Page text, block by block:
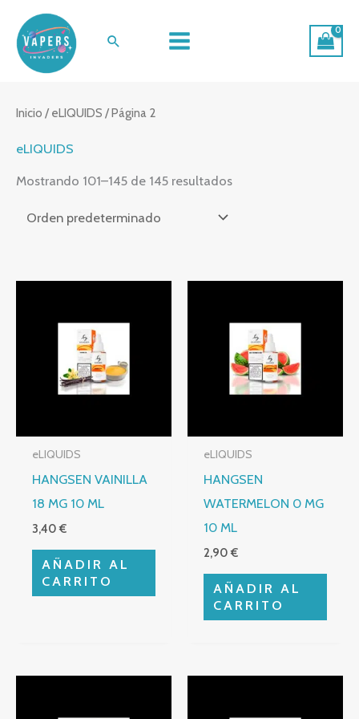
contenido
Buscar
Inicio / eLIQUIDS / Página 2
eLIQUIDS
Mostrando 101–145 de 145 resultados
eLIQUIDS
HANGSEN VAINILLA
18 MG 10 ML
3,40€
AÑADIR AL
CARRITO
eLIQUIDS
HANGSEN
WATERMELON 0 MG
10 ML
2,90€
AÑADIR AL
CARRITO